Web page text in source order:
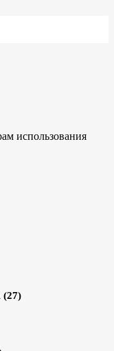
использования
(27)